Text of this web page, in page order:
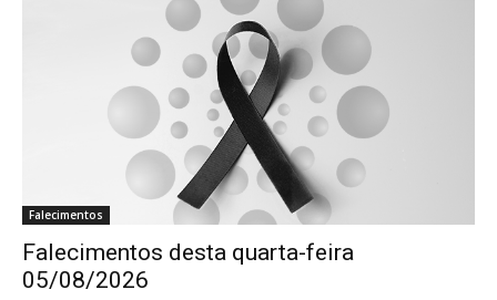
Falecimentos
Falecimentos desta quarta-feira
05/08/2026